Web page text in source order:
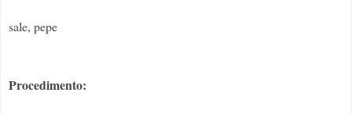
sale, pepe
Procedimento: